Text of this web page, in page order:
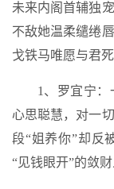
未来内阁首辅独
不敌她温柔缱绻
戈铁马唯愿与君死
1、罗宜宁：
心思聪慧，对一
段“姐养你”却反
“见钱眼开”的敛财